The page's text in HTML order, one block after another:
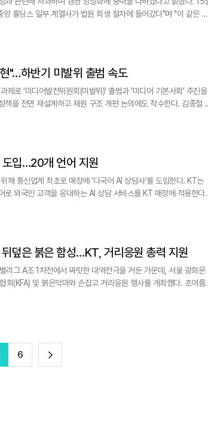
홀딩스 일부 계열사가 법원 회생 절차에 들어갔다"며 "이 같은 물
"…하반기 미발위 출범 속도
제로 '미디어발전위원회(미발위)' 출범과 '미디어 기본사회' 추진을
전면 재설계하고 재원 구조 개편 논의에도 착수한다. 김종철 방
에서 "가칭 미디어발전위원회 설립은 미디어 주권을 실현해 나가
입…20개 언어 지원
통신업계 최초로 매장에 '다국어 AI 상담사'를 도입한다. KT는
외국인 고객을 응대하는 AI 상담 서비스를 KT 매장에 적용한다
등 통신 서비스 이용에 필요한 정보를 고객의 자국어로 안내한다.
!" 광화문 뒤덮은 붉은 함성…KT, 거리응원 총력 지원
그 A조 1차전에서 짜릿한 대역전극을 거둔 가운데, 서울 광화문
입은 축구팬들이 속속 모여들었다. 경기 후반 시작과 함께 체코
6 다